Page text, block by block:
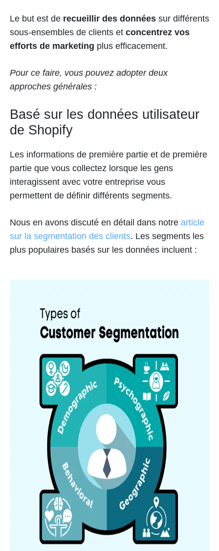
Le but est de recueillir des données sur différents
sous-ensembles de clients et concentrez vos
efforts de marketing plus efficacement.
Pour ce faire, vous pouvez adopter deux
approches générales :
Basé sur les données utilisateur
de Shopify
Les informations de première partie et de première
partie que vous collectez lorsque les gens
interagissent avec votre entreprise vous
permettent de définir différents segments.
Nous en avons discuté en détail dans notre article
sur la segmentation des clients. Les segments les
plus populaires basés sur les données incluent :